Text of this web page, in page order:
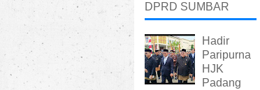
DPRD SUMBAR
Hadir
Paripurna
HJK
Padang